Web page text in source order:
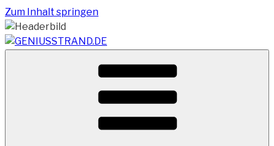
Zum Inhalt springen
GENIUSSTRAND.DE
Vom Geniusstrand zum JadeWeserPort/Container
Terminal Wilhelmshaven